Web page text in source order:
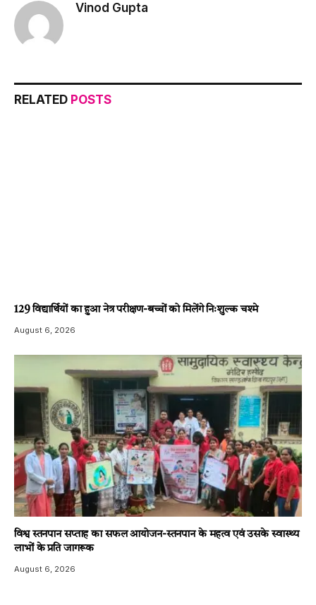
Vinod Gupta
RELATED POSTS
129 विद्यार्थियों का हुआ नेत्र परीक्षण-बच्चों को मिलेंगे निःशुल्क चश्मे
August 6, 2026
विश्व स्तनपान सप्ताह का सफल आयोजन-स्तनपान के महत्व एवं उसके स्वास्थ्य
लाभों के प्रति जागरूक
August 6, 2026